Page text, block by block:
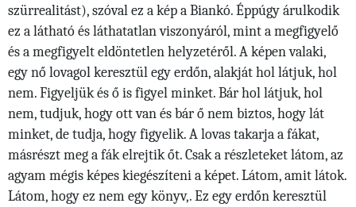
szürrealitást), szóval ez a kép a Biankó. Éppúgy árulkodik
ez a látható és láthatatlan viszonyáról, mint a megfigyelő
és a megfigyelt eldöntetlen helyzetéről. A képen valaki,
egy nő lovagol keresztül egy erdőn, alakját hol látjuk, hol
nem. Figyeljük és ő is figyel minket. Bár hol látjuk, hol
nem, tudjuk, hogy ott van és bár ő nem biztos, hogy lát
minket, de tudja, hogy figyelik. A lovas takarja a fákat,
másrészt meg a fák elrejtik őt. Csak a részleteket látom, az
agyam mégis képes kiegészíteni a képet. Látom, amit látok.
Látom, hogy ez nem egy könyv,. Ez egy erdőn keresztül